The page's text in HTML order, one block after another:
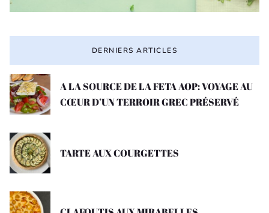
DERNIERS ARTICLES
A LA SOURCE DE LA FETA AOP: VOYAGE AU
CŒUR D’UN TERROIR GREC PRÉSERVÉ
TARTE AUX COURGETTES